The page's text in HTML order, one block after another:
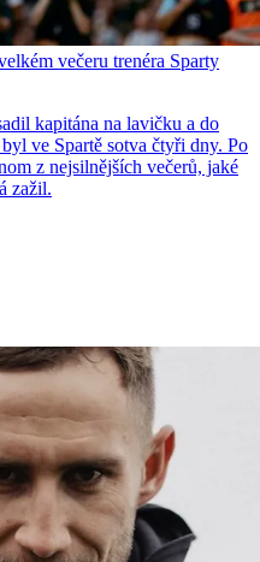
večeru trenéra Sparty
kapitána na lavičku a do
ve Spartě sotva čtyři dny. Po
z nejsilnějších večerů, jaké
zažil.